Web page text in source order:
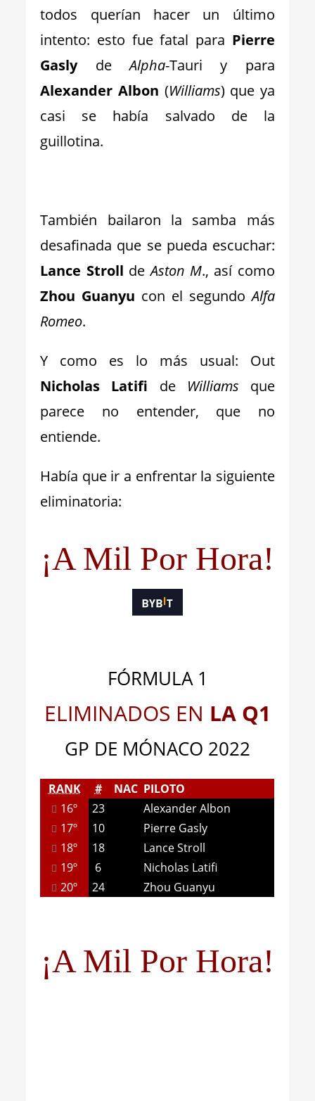
todos querían hacer un último
intento: esto fue fatal para Pierre
GaslydeAlpha-Tauri y para
Alexander Albon (Williams) que ya
casi se había salvado de la
guillotina.
También bailaron la samba más
desafinada que se pueda escuchar:
Lance Stroll deAston M., así como
Zhou Guanyu con el segundoAlfa
Romeo.
Y como es lo más usual: Out
Nicholas Latifi de Williams que
parece no entender, que no
entiende.
Había que ir a enfrentar la siguiente
eliminatoria:
¡A Mil Por Hora!
FÓRMULA 1
ELIMINADOS EN LA Q1
GP DE MÓNACO 2022
RANK # NAC PILOTO
16º
23
Alexander Albon
17º
10
Pierre Gasly
18º
18
Lance Stroll
19º
6
Nicholas Latifi
20º
24 Zhou Guanyu
¡A Mil Por Hora!